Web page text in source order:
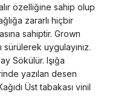
özelliğine sahip olup
zararlı hiçbir
sahiptir. Grown
sürülerek uygulayınız.
Sökülür. Işığa
yazılan desen
Üst tabakası vinil